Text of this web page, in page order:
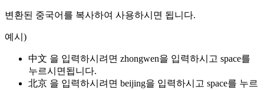
변환된 중국어를 복사하여 사용하시면 됩니다.
예시)
中文 을 입력하시려면 zhongwen을 입력하시고 space를
누르시면됩니다.
北京 을 입력하시려면 beijing을 입력하시고 space를 누르